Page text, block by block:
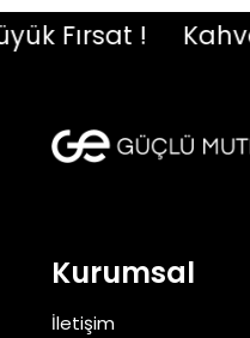
Fırsat ! Kahve
Kurumsal
İletişim